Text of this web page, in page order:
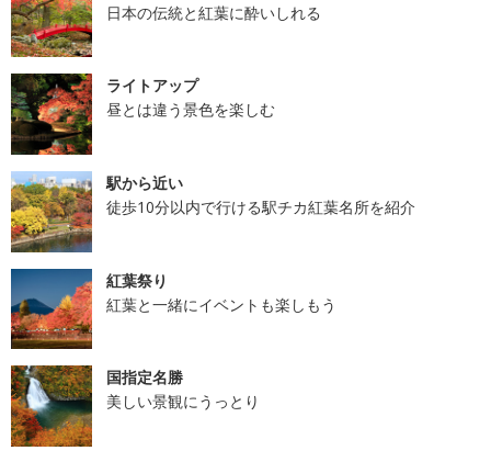
日本の伝統と紅葉に酔いしれる
ライトアップ
昼とは違う景色を楽しむ
駅から近い
徒歩10分以内で行ける駅チカ紅葉名所を紹介
紅葉祭り
紅葉と一緒にイベントも楽しもう
国指定名勝
美しい景観にうっとり